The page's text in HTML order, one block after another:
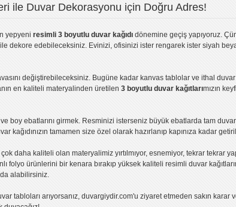
ile Duvar Dekorasyonu için Doğru Adres!
yepyeni resimli 3 boyutlu duvar kağıdı dönemine geçiş yapıyoruz.
dekore edebileceksiniz. Evinizi, ofisinizi ister rengarek ister siyah
değiştirebileceksiniz. Bugüne kadar kanvas tablo lar ve ithal duvar
en kaliteli materyalinden üretilen 3 boyutlu duvar kağıtlarımızın
boy ebatlarını girmek. Resminizi isterseniz büyük ebatlarda tam
kağıdınızın tamamen size özel olarak hazırlanıp kapınıza kadar
daha kaliteli olan materyalimiz yırtılmıyor, esnemiyor, tekrar tekrar
folyo ürünlerini bir kenara bırakıp yüksek kaliteli resimli duvar
alabilirsiniz.
tabloları arıyorsanız, duvargiydir.com'u ziyaret etmeden sakın karar